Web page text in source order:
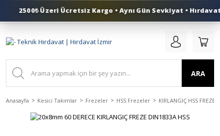
0 (553) 324 41 50
ARA
Anasayfa Kesici Takımlar Frezeler HSS Frezeler KIRLANGIÇ HSS
2500₺ Üzeri Ücretsiz Kargo • Aynı Gün Sevkiyat •